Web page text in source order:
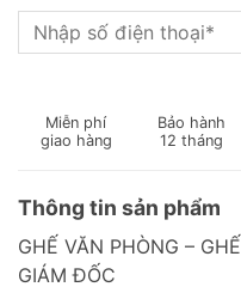
Miễn phí
giao hàng
Bảo hành
12 tháng
Thông tin sản phẩm
GHẾ VĂN PHÒNG –
GIÁM ĐỐC